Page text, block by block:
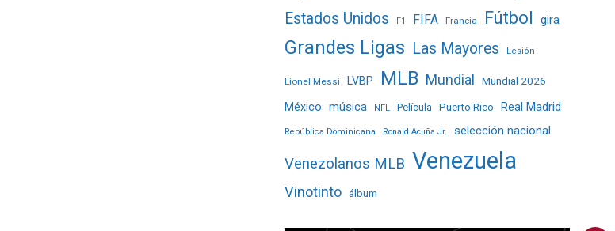
Estados Unidos F1 FIFA Francia Fútbol gira
Grandes Ligas Las Mayores Lesión
Lionel Messi LVBP MLB Mundial Mundial 2026
México música NFL Película Puerto Rico Real Madrid
República Dominicana Ronald Acuña Jr. selección nacional
Venezolanos MLB Venezuela
Vinotinto álbum